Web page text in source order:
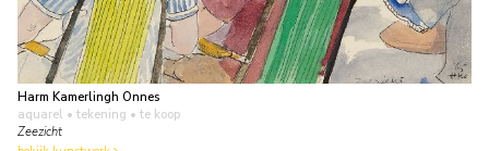
Harm Kamerlingh Onnes
aquarel • tekening • te koop
Zeezicht